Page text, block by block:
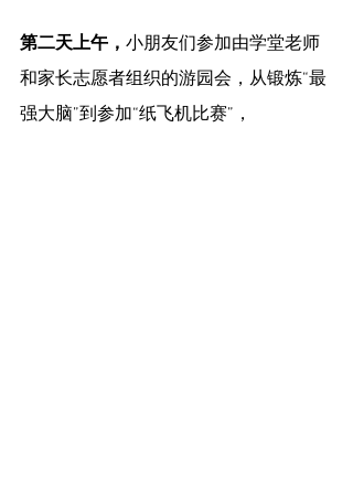
第二天上午， 小朋友们参加由学堂老师
和家长志愿者组织的游园会，从锻炼“最
强大脑”到参加“纸飞机比赛”，